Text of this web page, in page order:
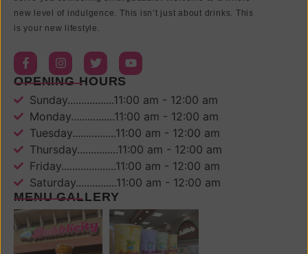
new level of indulgence. This isn’t just about drinks. This
is your new lifestyle.
OPENING HOURS
Sunday.................11:00 am - 12:00 am
Monday................11:00 am - 12:00 am
Tuesday................11:00 am - 12:00 am
Thursday...............11:00 am - 12:00 am
Friday....................11:00 am - 12:00 am
Saturday...............11:00 am - 12:00 am
MENU GALLERY